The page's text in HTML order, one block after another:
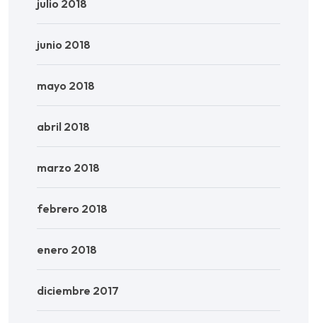
julio 2018
junio 2018
mayo 2018
abril 2018
marzo 2018
febrero 2018
enero 2018
diciembre 2017